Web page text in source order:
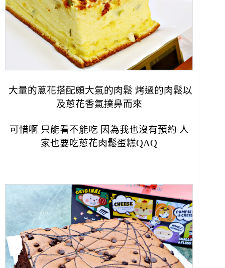
大量的蔥花搭配頗大氣的肉鬆 烤過的肉鬆以
及蔥花香氣撲鼻而來
可惜啊 只能看不能吃 因為我也沒有預約 人
家也要吃蔥花肉鬆蛋糕QAQ